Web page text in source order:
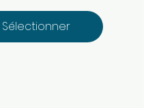
Sélectionner